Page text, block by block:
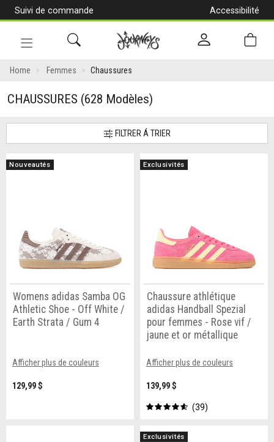
Suivi de commande
Accessibilité
en
Home Femmes Chaussures
CHAUSSURES (628 Modèles)
FILTRER Á TRIER
Nouveautés
Womens adidas Samba OG
Athletic Shoe - Off White /
Earth Strata / Gum 4
Afficher plus de couleurs
129,99 $
Exclusivités
Chaussure athlétique
adidas Handball Spezial
pour femmes - Rose vif /
jaune et or métallique
Afficher plus de couleurs
139,99 $
39
Exclusivités